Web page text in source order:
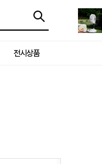
전시상품